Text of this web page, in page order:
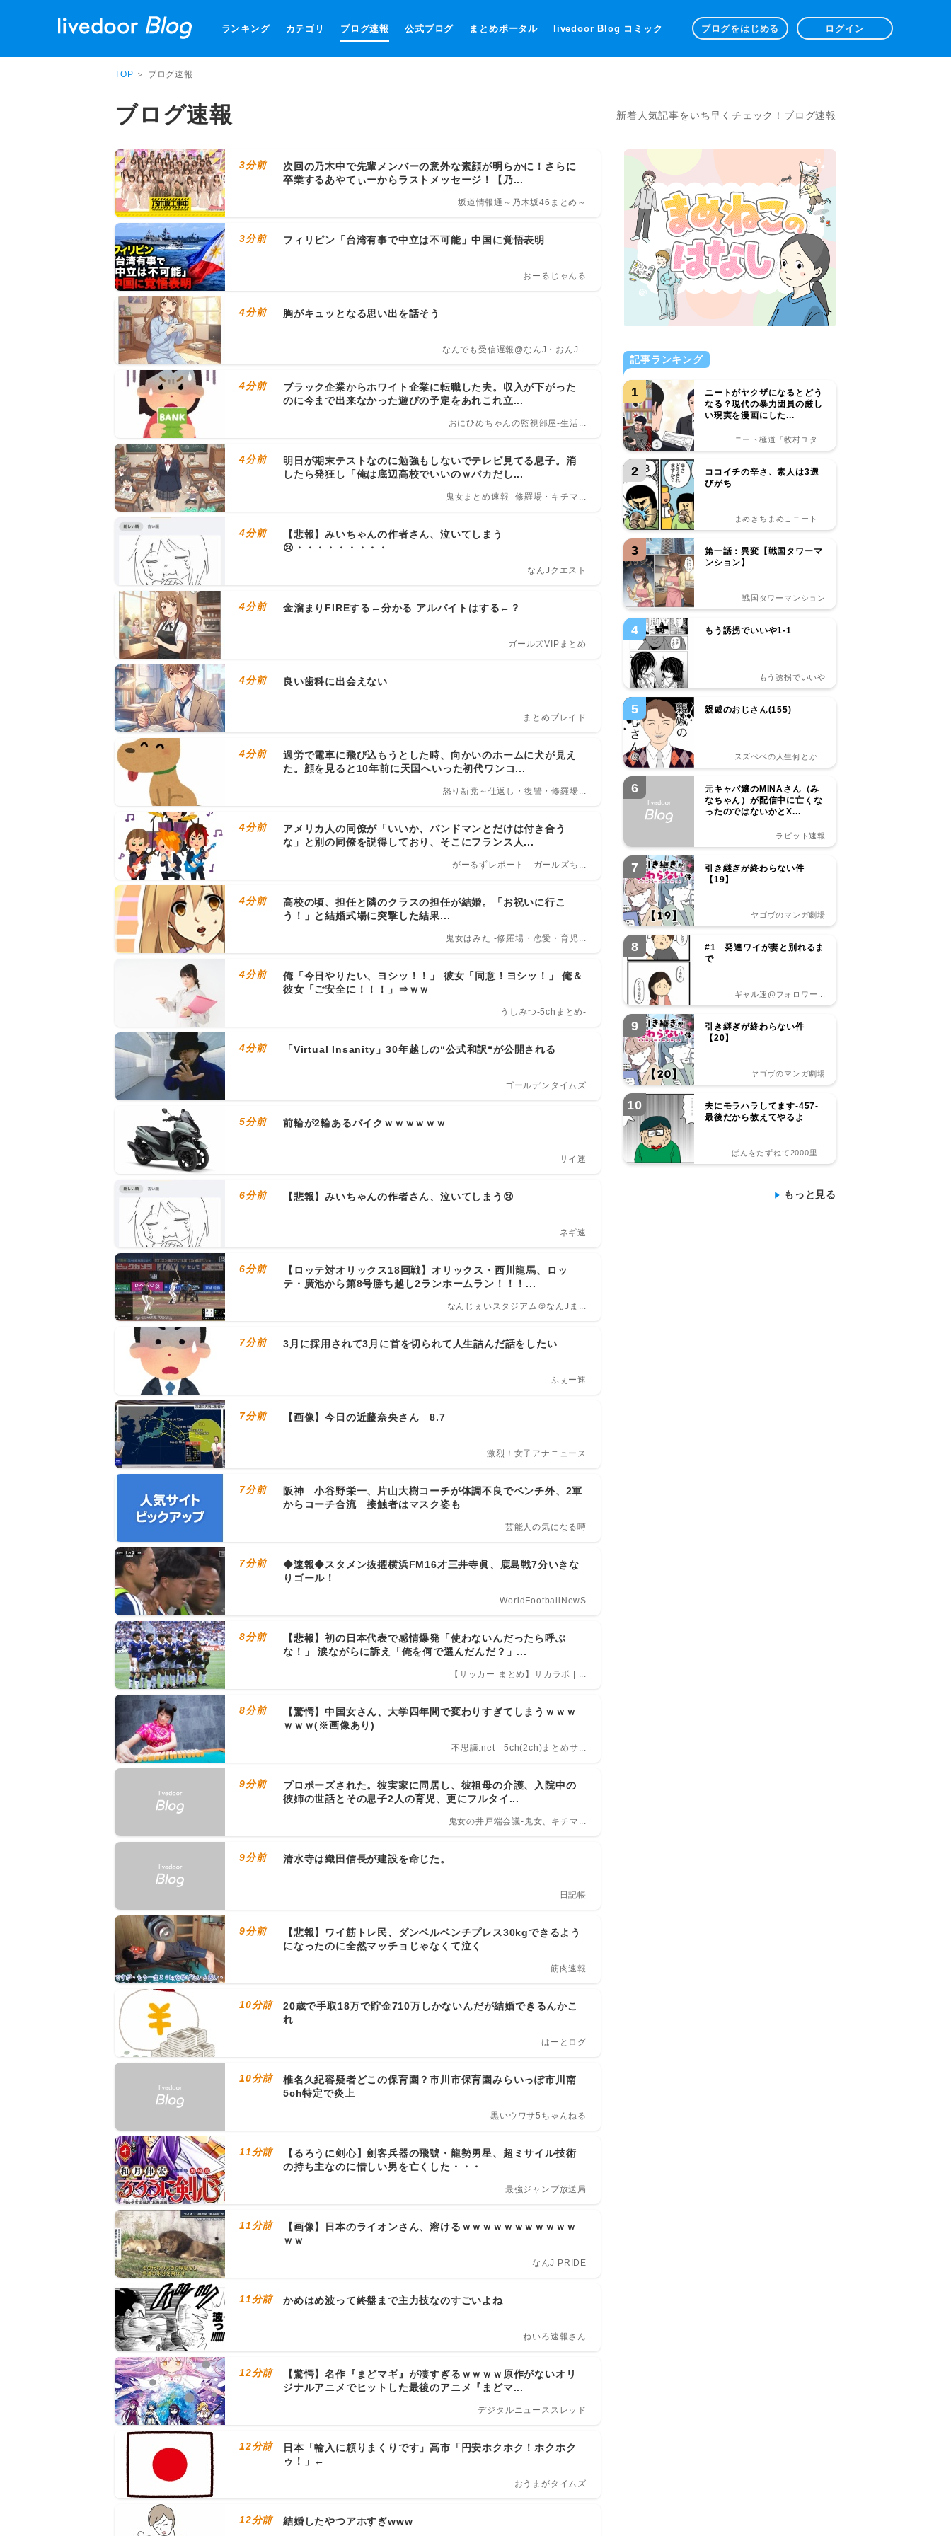
ランキング カテゴリ ブログ速報 公式ブログ まとめポータル livedoor Blog コミック ブログをはじめる ログイン
TOP ＞ ブログ速報
ブログ速報 新着人気記事をいち早くチェック！ブログ速報
3分前
次回の乃木中で先輩メンバーの意外な素顔が明らかに！さらに
卒業するあやてぃーからラストメッセージ！【乃...
坂道情報通～乃木坂46まとめ～
3分前 フィリピン「台湾有事で中立は不可能」中国に覚悟表明
おーるじゃんる
4分前 胸がキュッとなる思い出を話そう
なんでも受信遅報@なんJ・おんJ...
4分前
ブラック企業からホワイト企業に転職した夫。収入が下がった
のに今まで出来なかった遊びの予定をあれこれ立...
おにひめちゃんの監視部屋-生活...
4分前
明日が期末テストなのに勉強もしないでテレビ見てる息子。消
したら発狂し「俺は底辺高校でいいのｗバカだし...
鬼女まとめ速報 -修羅場・キチマ...
4分前
【悲報】みいちゃんの作者さん、泣いてしまう
😢・・・・・・・・・
なんJクエスト
4分前 金溜まりFIREする←分かる アルバイトはする←？
ガールズVIPまとめ
4分前 良い歯科に出会えない
まとめブレイド
4分前
過労で電車に飛び込もうとした時、向かいのホームに犬が見え
た。顔を見ると10年前に天国へいった初代ワンコ...
怒り新党～仕返し・復讐・修羅場...
4分前
アメリカ人の同僚が「いいか、バンドマンとだけは付き合う
な」と別の同僚を説得しており、そこにフランス人...
がーるずレポート - ガールズち...
4分前
高校の頃、担任と隣のクラスの担任が結婚。「お祝いに行こ
う！」と結婚式場に突撃した結果...
鬼女はみた -修羅場・恋愛・育児...
4分前
俺「今日やりたい、ヨシッ！！」 彼女「同意！ヨシッ！」 俺＆
彼女「ご安全に！！！」⇒ｗｗ
うしみつ-5chまとめ-
4分前 「Virtual Insanity」30年越しの“公式和訳“が公開される
ゴールデンタイムズ
5分前 前輪が2輪あるバイクｗｗｗｗｗｗ
サイ速
6分前 【悲報】みいちゃんの作者さん、泣いてしまう😢
ネギ速
6分前
【ロッテ対オリックス18回戦】オリックス・西川龍馬、ロッ
テ・廣池から第8号勝ち越し2ランホームラン！！！...
なんじぇいスタジアム＠なんJま...
7分前 3月に採用されて3月に首を切られて人生詰んだ話をしたい
ふぇー速
7分前 【画像】今日の近藤奈央さん 8.7
激烈！女子アナニュース
7分前
阪神 小谷野栄一、片山大樹コーチが体調不良でベンチ外、2軍
からコーチ合流 接触者はマスク姿も
芸能人の気になる噂
7分前
◆速報◆スタメン抜擢横浜FM16才三井寺眞、鹿島戦7分いきな
りゴール！
WorldFootballNewS
8分前
【悲報】初の日本代表で感情爆発「使わないんだったら呼ぶ
な！」 涙ながらに訴え「俺を何で選んだんだ？」...
【サッカー まとめ】サカラボ | ...
8分前
【驚愕】中国女さん、大学四年間で変わりすぎてしまうｗｗｗ
ｗｗｗ(※画像あり)
不思議.net - 5ch(2ch)まとめサ...
9分前
プロポーズされた。彼実家に同居し、彼祖母の介護、入院中の
彼姉の世話とその息子2人の育児、更にフルタイ...
鬼女の井戸端会議-鬼女、キチマ...
9分前 清水寺は織田信長が建設を命じた。
日記帳
9分前
【悲報】ワイ筋トレ民、ダンベルベンチプレス30kgできるよう
になったのに全然マッチョじゃなくて泣く
筋肉速報
10分前
20歳で手取18万で貯金710万しかないんだが結婚できるんかこ
れ
はーとログ
10分前
椎名久紀容疑者どこの保育園？市川市保育園みらいっぽ市川南
5ch特定で炎上
黒いウワサ5ちゃんねる
11分前
【るろうに剣心】劍客兵器の飛號・龍勢勇星、超ミサイル技術
の持ち主なのに惜しい男を亡くした・・・
最強ジャンプ放送局
11分前
【画像】日本のライオンさん、溶けるｗｗｗｗｗｗｗｗｗｗｗ
ｗｗ
なんJ PRIDE
11分前 かめはめ波って終盤まで主力技なのすごいよね
ねいろ速報さん
12分前
【驚愕】名作『まどマギ』が凄すぎるｗｗｗｗ原作がないオリ
ジナルアニメでヒットした最後のアニメ『まどマ...
デジタルニューススレッド
12分前
日本「輸入に頼りまくりです」高市「円安ホクホク！ホクホク
ゥ！」←
おうまがタイムズ
12分前 結婚したやつアホすぎwww
記事ランキング
1
ニートがヤクザになるとどう
なる？現代の暴力団員の厳し
い現実を漫画にした...
ニート極道「牧村ユタ...
2
ココイチの辛さ、素人は3選
びがち
まめきちまめこニート...
3
第一話：異変【戦国タワーマ
ンション】
戦国タワーマンション
4 もう誘拐でいいや1-1
もう誘拐でいいや
5 親戚のおじさん(155)
スズぺぺの人生何とか...
6
元キャバ嬢のMINAさん（み
なちゃん）が配信中に亡くな
ったのではないかとX...
ラビット速報
7
引き継ぎが終わらない件
【19】
ヤゴヴのマンガ劇場
8
#1 発達ワイが妻と別れるま
で
ギャル速@フォロワー...
9
引き継ぎが終わらない件
【20】
ヤゴヴのマンガ劇場
10
夫にモラハラしてます-457-
最後だから教えてやるよ
ぱんをたずねて2000里...
もっと見る